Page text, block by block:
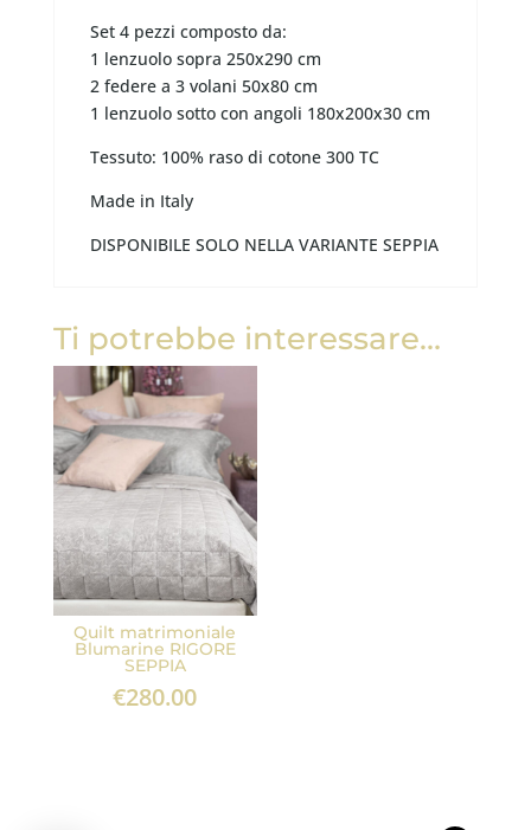
Set 4 pezzi composto da:
1 lenzuolo sopra 250x290 cm
2 federe a 3 volani 50x80 cm
1 lenzuolo sotto con angoli 180x200x30 cm
Tessuto: 100% raso di cotone 300 TC
Made in Italy
DISPONIBILE SOLO NELLA VARIANTE SEPPIA
Ti potrebbe interessare…
Quilt matrimoniale
Blumarine RIGORE
SEPPIA
€280.00